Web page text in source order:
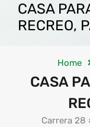
CASA
RECREO,
Home
CASA
Carrera 28